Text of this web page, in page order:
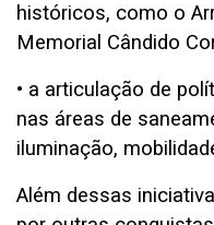
históricos, como o
Memorial Cândido
• a articulação de
nas áreas de
iluminação,
Além dessas